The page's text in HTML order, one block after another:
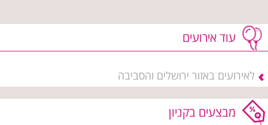
עוד אירועים
לאירועים באזור ירושלים והסביבה
מבצעים בקניון